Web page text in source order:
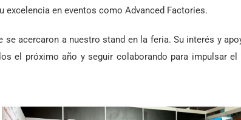
en eventos como Advanced Factories.
acercaron a nuestro stand en la feria. Su interés y
el próximo año y seguir colaborando para impulsar el